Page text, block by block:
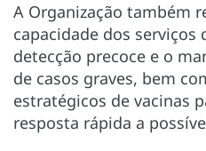
A Organização também
capacidade dos serviços
detecção precoce e o
de casos graves, bem
estratégicos de vacinas
resposta rápida a